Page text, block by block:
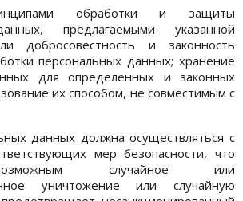
обработки и защиты
предлагаемыми указанной
добросовестность и законность
персональных данных; хранение
для определенных и законных
их способом, не совместимым с
данных должна осуществляться с
мер безопасности, что
случайное или
уничтожение или случайную